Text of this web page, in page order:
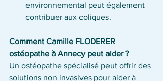
environnemental peut également
contribuer aux coliques.
Comment Camille FLODERER
ostéopathe à Annecy peut aider ?
Un ostéopathe spécialisé peut offrir des
solutions non invasives pour aider à